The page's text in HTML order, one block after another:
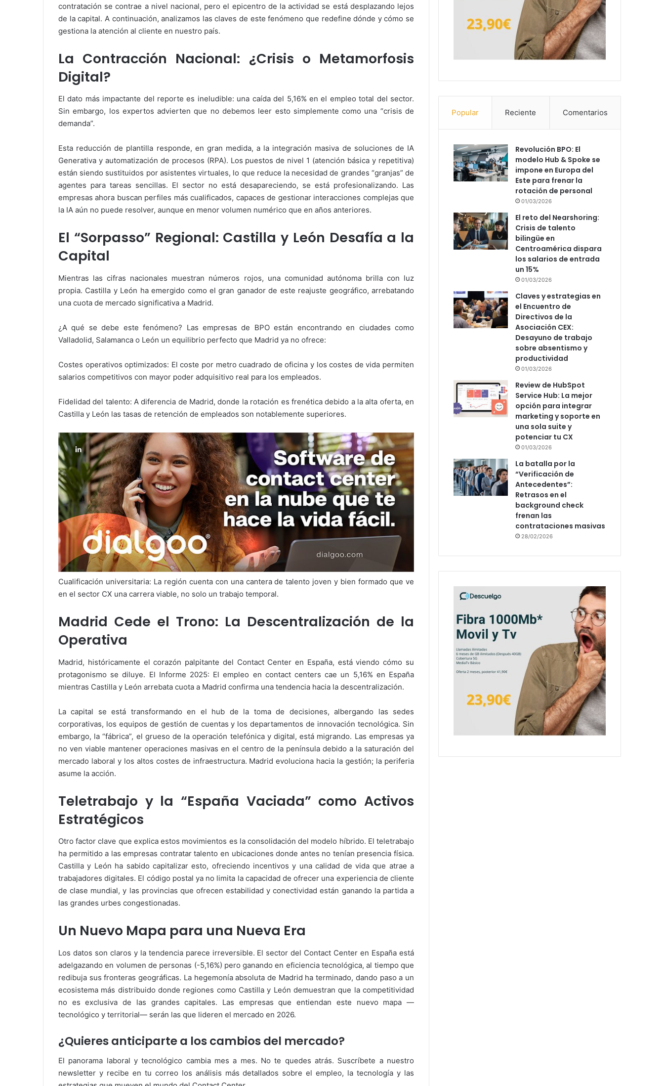
contratación se contrae a nivel nacional, pero el epicentro de la actividad se está desplazando lejos
de la capital. A continuación, analizamos las claves de este fenómeno que redefine dónde y cómo se
gestiona la atención al cliente en nuestro país.
La Contracción Nacional: ¿Crisis o Metamorfosis
Digital?
El dato más impactante del reporte es ineludible: una caída del 5,16% en el empleo total del sector.
Sin embargo, los expertos advierten que no debemos leer esto simplemente como una “crisis de
demanda”.
Esta reducción de plantilla responde, en gran medida, a la integración masiva de soluciones de IA
Generativa y automatización de procesos (RPA). Los puestos de nivel 1 (atención básica y repetitiva)
están siendo sustituidos por asistentes virtuales, lo que reduce la necesidad de grandes “granjas” de
agentes para tareas sencillas. El sector no está desapareciendo, se está profesionalizando. Las
empresas ahora buscan perfiles más cualificados, capaces de gestionar interacciones complejas que
la IA aún no puede resolver, aunque en menor volumen numérico que en años anteriores.
El “Sorpasso” Regional: Castilla y León Desafía a la
Capital
Mientras las cifras nacionales muestran números rojos, una comunidad autónoma brilla con luz
propia. Castilla y León ha emergido como el gran ganador de este reajuste geográfico, arrebatando
una cuota de mercado significativa a Madrid.
¿A qué se debe este fenómeno? Las empresas de BPO están encontrando en ciudades como
Valladolid, Salamanca o León un equilibrio perfecto que Madrid ya no ofrece:
Costes operativos optimizados: El coste por metro cuadrado de oficina y los costes de vida permiten
salarios competitivos con mayor poder adquisitivo real para los empleados.
Fidelidad del talento: A diferencia de Madrid, donde la rotación es frenética debido a la alta oferta, en
Castilla y León las tasas de retención de empleados son notablemente superiores.
Cualificación universitaria: La región cuenta con una cantera de talento joven y bien formado que ve
en el sector CX una carrera viable, no solo un trabajo temporal.
Madrid Cede el Trono: La Descentralización de la
Operativa
Madrid, históricamente el corazón palpitante del Contact Center en España, está viendo cómo su
protagonismo se diluye. El Informe 2025: El empleo en contact centers cae un 5,16% en España
mientras Castilla y León arrebata cuota a Madrid confirma una tendencia hacia la descentralización.
La capital se está transformando en el hub de la toma de decisiones, albergando las sedes
corporativas, los equipos de gestión de cuentas y los departamentos de innovación tecnológica. Sin
embargo, la “fábrica”, el grueso de la operación telefónica y digital, está migrando. Las empresas ya
no ven viable mantener operaciones masivas en el centro de la península debido a la saturación del
mercado laboral y los altos costes de infraestructura. Madrid evoluciona hacia la gestión; la periferia
asume la acción.
Teletrabajo y la “España Vaciada” como Activos
Estratégicos
Otro factor clave que explica estos movimientos es la consolidación del modelo híbrido. El teletrabajo
ha permitido a las empresas contratar talento en ubicaciones donde antes no tenían presencia física.
Castilla y León ha sabido capitalizar esto, ofreciendo incentivos y una calidad de vida que atrae a
trabajadores digitales. El código postal ya no limita la capacidad de ofrecer una experiencia de cliente
de clase mundial, y las provincias que ofrecen estabilidad y conectividad están ganando la partida a
las grandes urbes congestionadas.
Un Nuevo Mapa para una Nueva Era
Los datos son claros y la tendencia parece irreversible. El sector del Contact Center en España está
adelgazando en volumen de personas (-5,16%) pero ganando en eficiencia tecnológica, al tiempo que
redibuja sus fronteras geográficas. La hegemonía absoluta de Madrid ha terminado, dando paso a un
ecosistema más distribuido donde regiones como Castilla y León demuestran que la competitividad
no es exclusiva de las grandes capitales. Las empresas que entiendan este nuevo mapa —
tecnológico y territorial— serán las que lideren el mercado en 2026.
¿Quieres anticiparte a los cambios del mercado?
El panorama laboral y tecnológico cambia mes a mes. No te quedes atrás. Suscríbete a nuestro
newsletter y recibe en tu correo los análisis más detallados sobre el empleo, la tecnología y las
Popular Reciente Comentarios
Revolución BPO: El
modelo Hub & Spoke se
impone en Europa del
Este para frenar la
rotación de personal
01/03/2026
El reto del Nearshoring:
Crisis de talento
bilingüe en
Centroamérica dispara
los salarios de entrada
un 15%
01/03/2026
Claves y estrategias en
el Encuentro de
Directivos de la
Asociación CEX:
Desayuno de trabajo
sobre absentismo y
productividad
01/03/2026
Review de HubSpot
Service Hub: La mejor
opción para integrar
marketing y soporte en
una sola suite y
potenciar tu CX
01/03/2026
La batalla por la
“Verificación de
Antecedentes”:
Retrasos en el
background check
frenan las
contrataciones masivas
28/02/2026